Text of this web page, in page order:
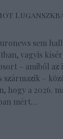
sem
vagyis
– amiből
származik –
hogy a 2026.
mért…